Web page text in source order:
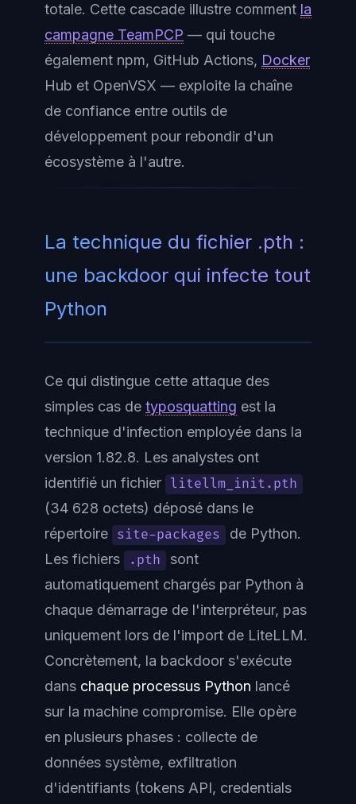
totale. Cette cascade illustre comment la
campagne TeamPCP — qui touche
également npm, GitHub Actions, Docker
Hub et OpenVSX — exploite la chaîne
de confiance entre outils de
développement pour rebondir d'un
écosystème à l'autre.
La technique du fichier .pth :
une backdoor qui infecte tout
Python
Ce qui distingue cette attaque des
simples cas de typosquatting est la
technique d'infection employée dans la
version 1.82.8. Les analystes ont
identifié un fichier litellm_init.pth
(34 628 octets) déposé dans le
répertoire site-packages
de Python.
Les fichiers
.pth
sont
automatiquement chargés par Python à
chaque démarrage de l'interpréteur, pas
uniquement lors de l'import de LiteLLM.
Concrètement, la backdoor s'exécute
dans chaque processus Python lancé
sur la machine compromise. Elle opère
en plusieurs phases : collecte de
données système, exfiltration
d'identifiants (tokens API, credentials